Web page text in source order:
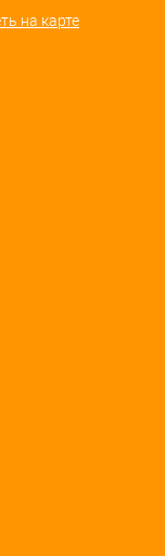
на карте